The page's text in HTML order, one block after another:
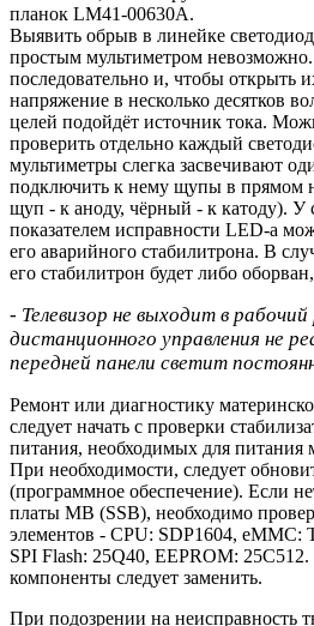
планок LM41-00630A.
Выявить обрыв в линейке
простым мультиметром
последовательно и, чтобы открыть
напряжение в несколько десятков
целей подойдёт источник тока.
проверить отдельно каждый
мультиметры слегка засвечивают
подключить к нему щупы в прямом
щуп - к аноду, чёрный - к катоду). У
показателем исправности LED-а
его аварийного стабилитрона. В
его стабилитрон будет либо
- Телевизор не выходит в
дистанционного управления не
передней панели светит
Ремонт или диагностику
следует начать с проверки
питания, необходимых для
При необходимости, следует
(программное обеспечение). Если
платы MB (SSB), необходимо
элементов - CPU: SDP1604,
SPI Flash: 25Q40, EEPROM:
компоненты следует заменить.
При подозрении на неисправность